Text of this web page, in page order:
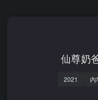
仙尊奶
2021 内